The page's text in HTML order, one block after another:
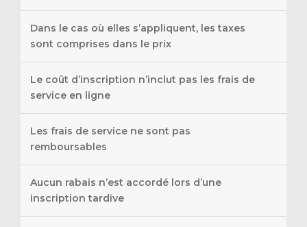
Dans le cas où elles s’appliquent, les taxes
sont comprises dans le prix
Le coût d’inscription n’inclut pas les frais de
service en ligne
Les frais de service ne sont pas
remboursables
Aucun rabais n’est accordé lors d’une
inscription tardive